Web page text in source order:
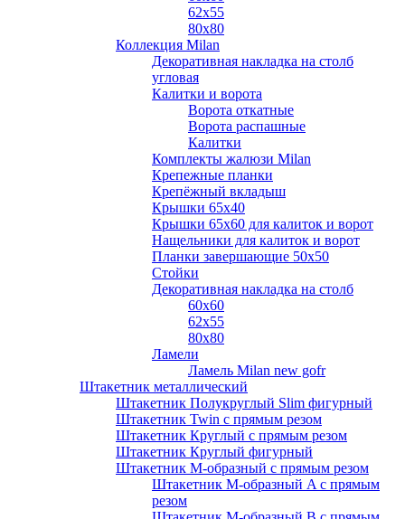
62х55
80х80
Коллекция Milan
Декоративная накладка на столб
угловая
Калитки и ворота
Ворота откатные
Ворота распашные
Калитки
Комплекты жалюзи Milan
Крепежные планки
Крепёжный вкладыш
Крышки 65х40
Крышки 65х60 для калиток и ворот
Нащельники для калиток и ворот
Планки завершающие 50х50
Стойки
Декоративная накладка на столб
60х60
62х55
80х80
Ламели
Ламель Milan new gofr
Штакетник металлический
Штакетник Полукруглый Slim фигурный
Штакетник Twin с прямым резом
Штакетник Круглый с прямым резом
Штакетник Круглый фигурный
Штакетник М-образный с прямым резом
Штакетник М-образный A с прямым
резом